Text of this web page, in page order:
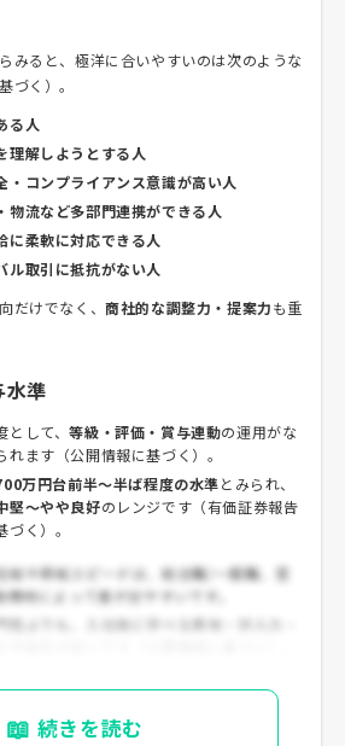
みると、極洋に合いやすいのは次のような
づく）。
る人
理解しようとする人
・コンプライアンス意識が高い人
物流など多部門連携ができる人
に柔軟に対応できる人
ル取引に抵抗がない人
だけでなく、商社的な調整力・提案力も重
水準
として、等級・評価・賞与連動の運用がな
れます（公開情報に基づく）。
万円台前半〜半ば程度の水準とみられ、
堅〜やや良好のレンジです（有価証券報告
く）。
給や昇給スピードは、総合職/一般職、営
地によって差が出やすいです。
性よりも、入社後に学べる素地・対人力・
📖 続きを読む